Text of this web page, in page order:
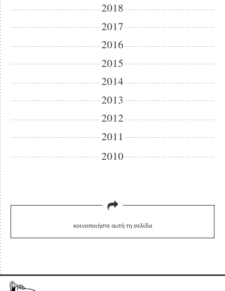
2018
2017
2016
2015
2014
2013
2012
2011
2010
κοινοποιήστε αυτή τη σελίδα